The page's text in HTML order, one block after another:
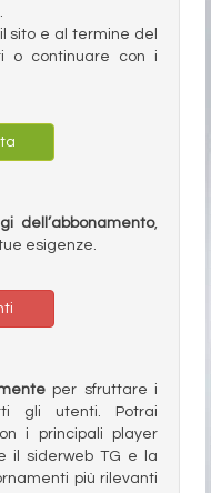
.
sito e al termine del
o continuare con i
dell’abbonamento,
esigenze.
per sfruttare i
gli utenti. Potrai
i principali player
il siderweb TG e la
più rilevanti